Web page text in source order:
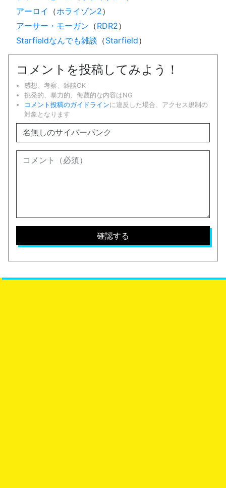
アーロイ
（ホライゾン2）
アーサー・モーガン （RDR2）
Starfieldなんでも雑談 （Starfield）
コメントを投稿してみよう！
感想、考察、雑談OK
挑発的、暴力的、侮蔑的な内容はNG
コメント投稿のガイドラインに違反した場合、アクセス規制の
対象となります